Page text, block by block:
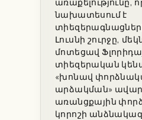
նախատեսում է
Լուսնի շուրջը,
մոտեցավ
տիեզերական
«խոնավ
արձակման»
առանցքային
կորոշի